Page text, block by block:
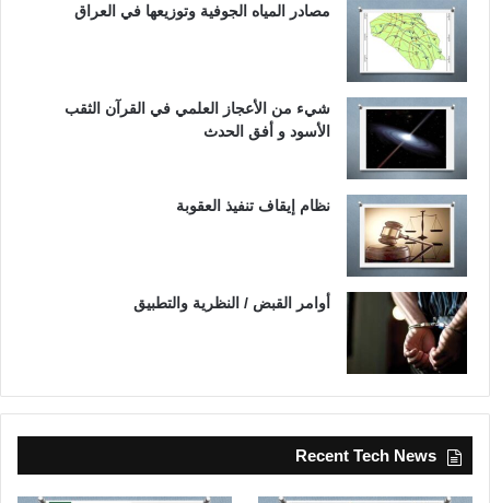
مصادر المياه الجوفية وتوزيعها في العراق
شيء من الأعجاز العلمي في القرآن الثقب
الأسود و أفق الحدث
نظام إيقاف تنفيذ العقوبة
أوامر القبض / النظرية والتطبيق
Recent Tech News